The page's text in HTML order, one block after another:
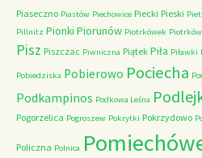
Piaseczno Piastów Piechowice Piecki Pieski
Pillnitz Pionki Piorunów Piotrkówek
Pisz Piszczac Piwniczna Piątek Piła Piławki
Pobiedziska Pobierowo Pociecha
Podkampinos Podkowa Leśna
Pogorzelica Pogroszew Pokrytki Pokrzydowo
Policzna Polnica